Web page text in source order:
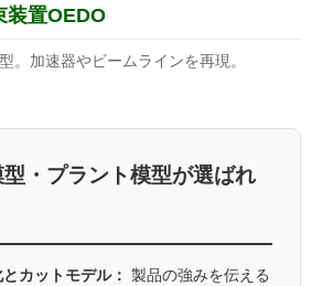
装置OEDO
。加速器やビームラインを再現。
・プラント模型が選ばれ
カットモデル： 製品の強みを伝える